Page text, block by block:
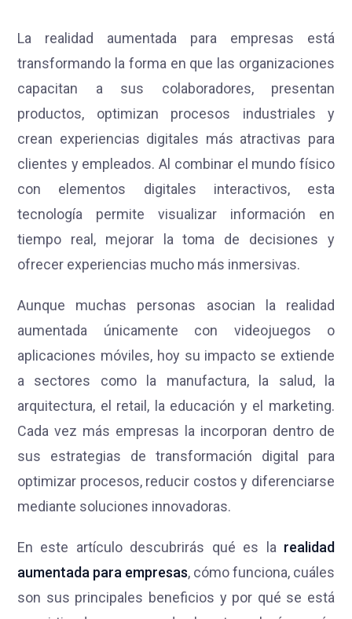
La realidad aumentada para empresas está
transformando la forma en que las organizaciones
capacitan a sus colaboradores, presentan
productos, optimizan procesos industriales y
crean experiencias digitales más atractivas para
clientes y empleados. Al combinar el mundo físico
con elementos digitales interactivos, esta
tecnología permite visualizar información en
tiempo real, mejorar la toma de decisiones y
ofrecer experiencias mucho más inmersivas.
Aunque muchas personas asocian la realidad
aumentada únicamente con videojuegos o
aplicaciones móviles, hoy su impacto se extiende
a sectores como la manufactura, la salud, la
arquitectura, el retail, la educación y el marketing.
Cada vez más empresas la incorporan dentro de
sus estrategias de transformación digital para
optimizar procesos, reducir costos y diferenciarse
mediante soluciones innovadoras.
En este artículo descubrirás qué es la realidad
aumentada para empresas, cómo funciona, cuáles
son sus principales beneficios y por qué se está